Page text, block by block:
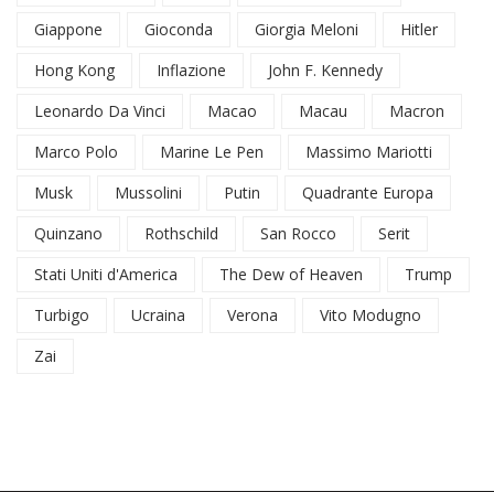
Giappone
Gioconda Giorgia Meloni
Hitler
Hong Kong
Inflazione
John F. Kennedy
Leonardo Da Vinci
Macao Macau
Macron
Marco Polo
Marine Le Pen
Massimo Mariotti
Musk
Mussolini Putin
Quadrante Europa
Quinzano
Rothschild San Rocco
Serit
Stati Uniti d'America
The Dew of Heaven
Trump
Turbigo
Ucraina Verona
Vito Modugno
Zai